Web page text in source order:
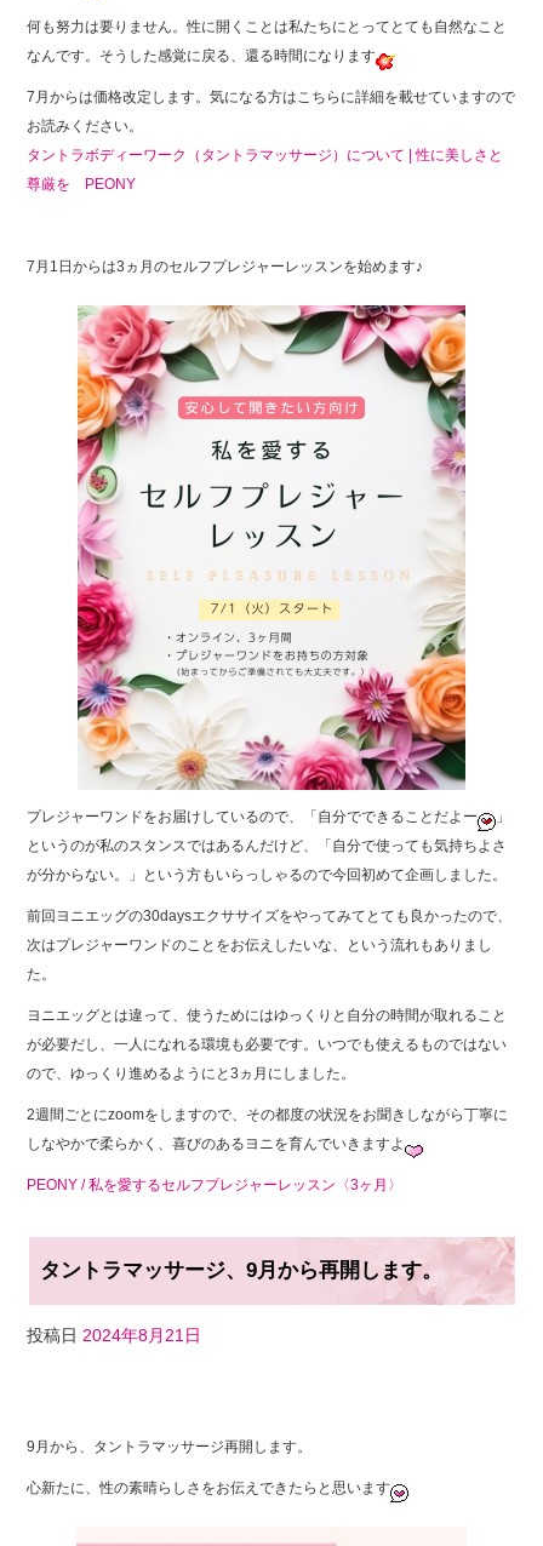
何も努力は要りません。性に開くことは私たちにとってとても自然なこと
なんです。そうした感覚に戻る、還る時間になります
7月からは価格改定します。気になる方はこちらに詳細を載せていますので
お読みください。
タントラボディーワーク（タントラマッサージ）について | 性に美しさと
尊厳を PEONY
7月1日からは3ヵ月のセルフプレジャーレッスンを始めます♪
プレジャーワンドをお届けしているので、「自分でできることだよー
」
というのが私のスタンスではあるんだけど、「自分で使っても気持ちよさ
が分からない。」という方もいらっしゃるので今回初めて企画しました。
前回ヨニエッグの30daysエクササイズをやってみてとても良かったので、
次はプレジャーワンドのことをお伝えしたいな、という流れもありまし
た。
ヨニエッグとは違って、使うためにはゆっくりと自分の時間が取れること
が必要だし、一人になれる環境も必要です。いつでも使えるものではない
ので、ゆっくり進めるようにと3ヵ月にしました。
2週間ごとにzoomをしますので、その都度の状況をお聞きしながら丁寧に
しなやかで柔らかく、喜びのあるヨニを育んでいきますよ
PEONY / 私を愛するセルフプレジャーレッスン〈3ヶ月〉
タントラマッサージ、9月から再開します。
投稿日 2024年8月21日
a
e
wi
tt
er
n
e
9月から、タントラマッサージ再開します。
心新たに、性の素晴らしさをお伝えできたらと思います